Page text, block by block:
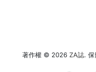
著作權 © 2026 ZA誌. 保